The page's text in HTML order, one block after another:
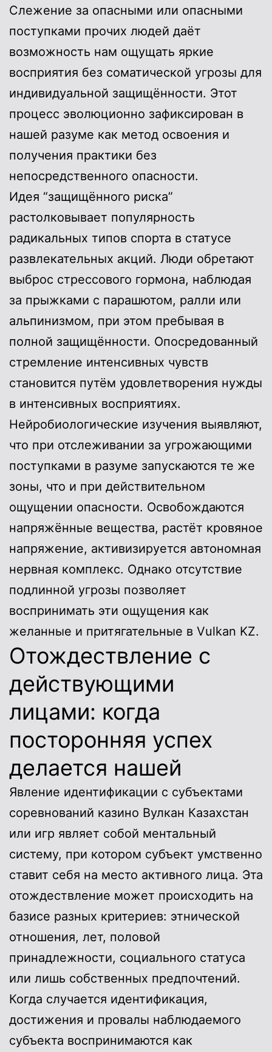
Слежение за опасными или опасными
поступками прочих людей даёт
возможность нам ощущать яркие
восприятия без соматической угрозы для
индивидуальной защищённости. Этот
процесс эволюционно зафиксирован в
нашей разуме как метод освоения и
получения практики без
непосредственного опасности.
Идея “защищённого риска”
растолковывает популярность
радикальных типов спорта в статусе
развлекательных акций. Люди обретают
выброс стрессового гормона, наблюдая
за прыжками с парашютом, ралли или
альпинизмом, при этом пребывая в
полной защищённости. Опосредованный
стремление интенсивных чувств
становится путём удовлетворения нужды
в интенсивных восприятиях.
Нейробиологические изучения выявляют,
что при отслеживании за угрожающими
поступками в разуме запускаются те же
зоны, что и при действительном
ощущении опасности. Освобождаются
напряжённые вещества, растёт кровяное
напряжение, активизируется автономная
нервная комплекс. Однако отсутствие
подлинной угрозы позволяет
воспринимать эти ощущения как
желанные и притягательные в Vulkan KZ.
Отождествление с
действующими
лицами: когда
посторонняя успех
делается нашей
Явление идентификации с субъектами
соревнований казино Вулкан Казахстан
или игр являет собой ментальный
систему, при котором субъект умственно
ставит себя на место активного лица. Эта
отождествление может происходить на
базисе разных критериев: этнической
отношения, лет, половой
принадлежности, социального статуса
или лишь собственных предпочтений.
Когда случается идентификация,
достижения и провалы наблюдаемого
субъекта воспринимаются как